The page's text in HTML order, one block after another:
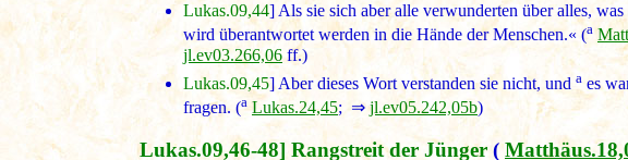
Lukas.09,44] Als sie sich aber alle verwunderten über alles,
wird überantwortet werden in die Hände der Menschen.« (a
jl.ev03.266,06 ff.)
Lukas.09,45] Aber dieses Wort verstanden sie nicht, und a es
fragen. (a Lukas.24,45; ⇒jl.ev05.242,05b)
Lukas.09,46-48] Rangstreit der Jünger (